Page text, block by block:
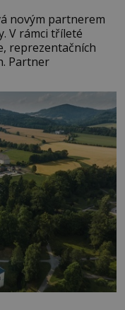
novým partnerem
V rámci tříleté
reprezentačních
Partner